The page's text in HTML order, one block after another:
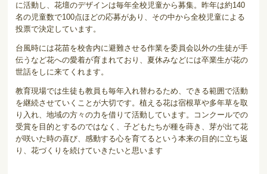
に活動し、花壇のデザインは毎年全校児童から募集。昨年は約140
名の児童数で100点ほどの応募があり、その中から全校児童による
投票で決定しています。
台風時には花苗を校舎内に避難させる作業を委員会以外の生徒が手
伝うなど花への愛着が育まれており、夏休みなどには卒業生が花の
世話をしに来てくれます。
教育現場では生徒も教員も毎年入れ替わるため、できる範囲で活動
を継続させていくことが大切です。植える花は宿根草や多年草を取
り入れ、地域の方々の力を借りて活動しています。コンクールでの
受賞を目的とするのではなく、子どもたちが種を蒔き、芽が出て花
が咲いた時の喜び、感動する心を育てるという本来の目的に立ち返
り、花づくりを続けていきたいと思います